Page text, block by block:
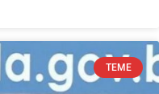
TEME